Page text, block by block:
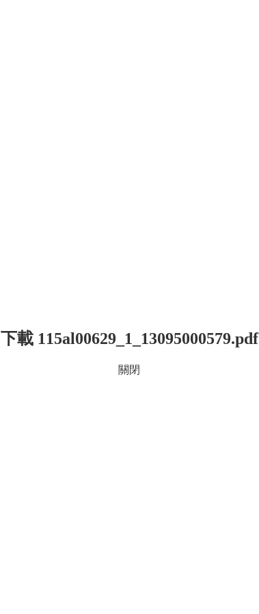
下載 115al00629_1_13095000579.pdf
關閉